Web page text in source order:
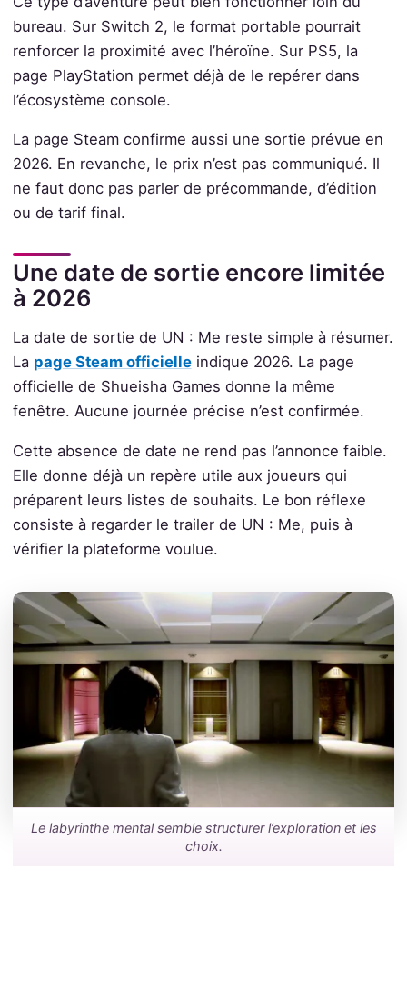
bureau. Sur Switch 2, le format portable pourrait
renforcer la proximité avec l’héroïne. Sur PS5, la
page PlayStation permet déjà de le repérer dans
l’écosystème console.
La page Steam confirme aussi une sortie prévue en
2026. En revanche, le prix n’est pas communiqué. Il
ne faut donc pas parler de précommande, d’édition
ou de tarif final.
Une date de sortie encore limitée
à 2026
La date de sortie de UN : Me reste simple à résumer.
La page Steam officielleindique 2026. La page
officielle de Shueisha Games donne la même
fenêtre. Aucune journée précise n’est confirmée.
Cette absence de date ne rend pas l’annonce faible.
Elle donne déjà un repère utile aux joueurs qui
préparent leurs listes de souhaits. Le bon réflexe
consiste à regarder le trailer de UN : Me, puis à
vérifier la plateforme voulue.
Le labyrinthe mental semble structurer l’exploration et les
choix.